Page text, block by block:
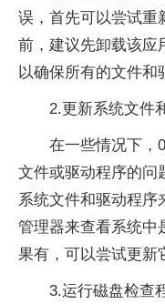
误，首先可以尝试重
前，建议先卸载该应
以确保所有的文件和
2.更新系统文件
在一些情况下，
文件或驱动程序的问
系统文件和驱动程序
管理器来查看系统中
果有，可以尝试更新
3.运行磁盘检查